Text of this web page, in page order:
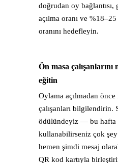
doğrudan oy
açılma oranı ve
oranını hedefleyin.
Ön masa
eğitin
Oylama açılmadan
çalışanları bilgilendirin.
ödülündeyiz — bu hafta
kullanabilirseniz çok şey
hemen şimdi mesaj
QR kod kartıyla